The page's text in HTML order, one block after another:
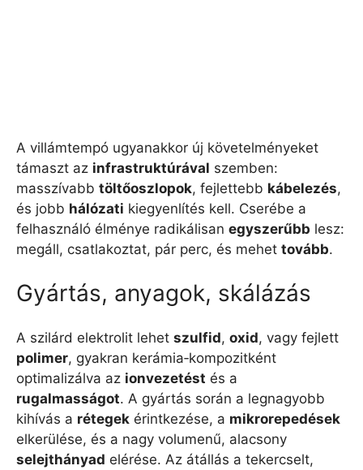
A villámtempó ugyanakkor új követelményeket
támaszt az infrastruktúrával szemben:
masszívabb töltőoszlopok, fejlettebb kábelezés,
és jobb hálózati kiegyenlítés kell. Cserébe a
felhasználó élménye radikálisan egyszerűbb lesz:
megáll, csatlakoztat, pár perc, és mehet tovább.
Gyártás, anyagok, skálázás
A szilárd elektrolit lehet szulfid, oxid, vagy fejlett
polimer, gyakran kerámia‑kompozitként
optimalizálva az ionvezetést és a
rugalmasságot. A gyártás során a legnagyobb
kihívás a rétegek érintkezése, a mikrorepedések
elkerülése, és a nagy volumenű, alacsony
selejthányad elérése. Az átállás a tekercselt,